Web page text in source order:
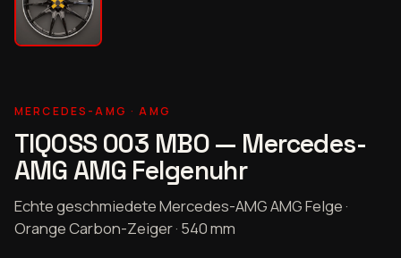
MERCEDES-AMG · AMG
TIQOSS 003 MBO — Mercedes-
AMG AMG Felgenuhr
Echte geschmiedete Mercedes-AMG AMG Felge ·
Orange Carbon-Zeiger · 540 mm